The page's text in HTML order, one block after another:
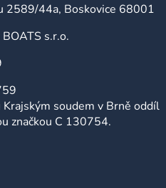
u
2589/44a, Boskovice 68001
s.r.o.
soudem v Brně oddíl
značkou C 130754.